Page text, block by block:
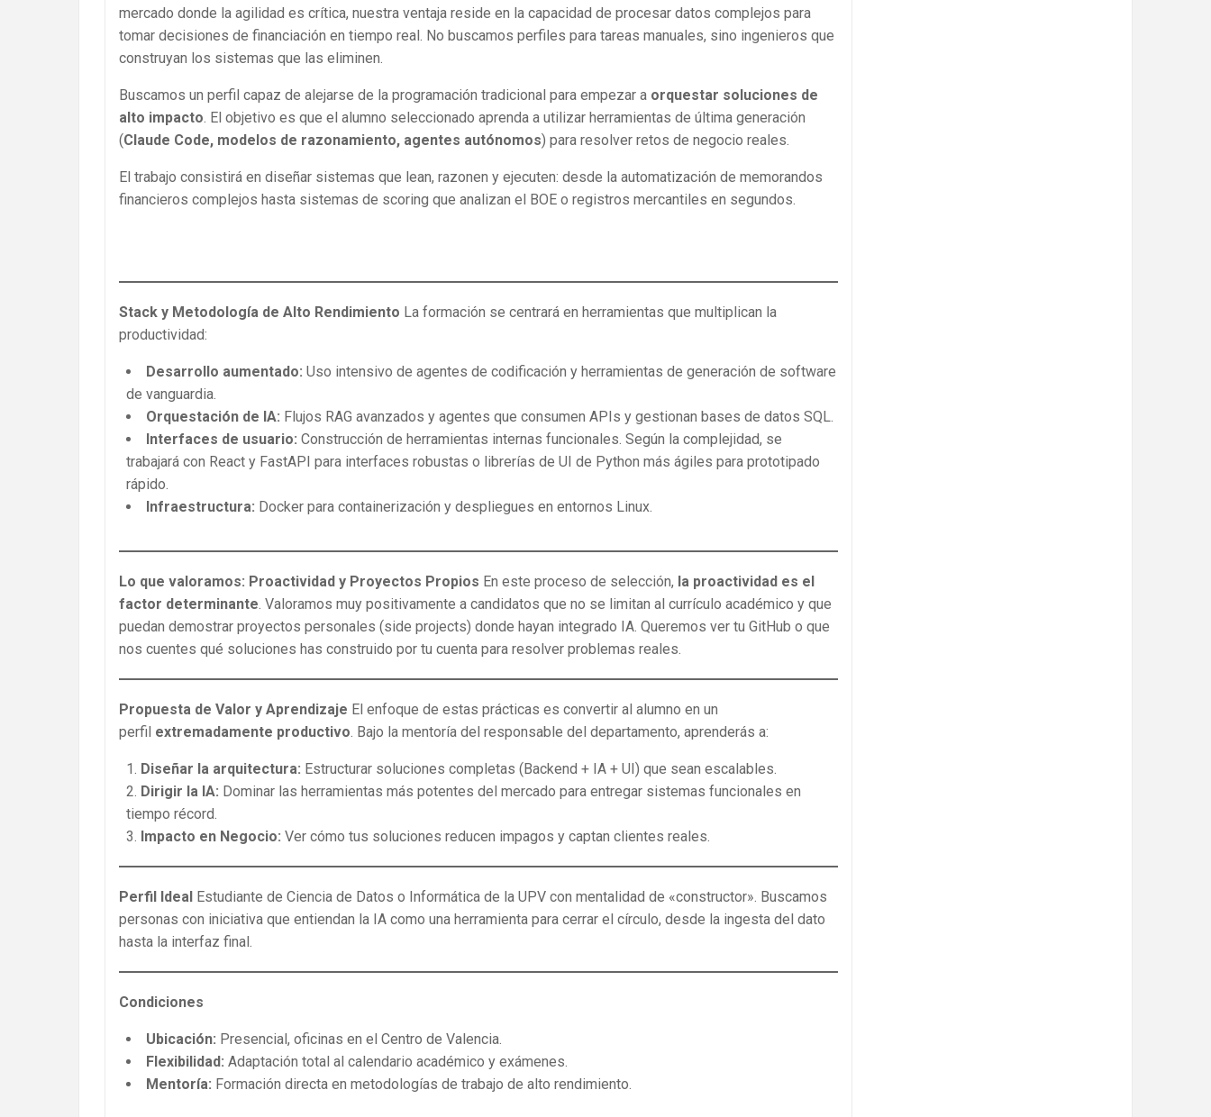
mercado donde la agilidad es crítica, nuestra ventaja reside en la capacidad de procesar datos complejos para
tomar decisiones de financiación en tiempo real. No buscamos perfiles para tareas manuales, sino ingenieros que
construyan los sistemas que las eliminen.
Buscamos un perfil capaz de alejarse de la programación tradicional para empezar a orquestar soluciones de
alto impacto. El objetivo es que el alumno seleccionado aprenda a utilizar herramientas de última generación
(Claude Code, modelos de razonamiento, agentes autónomos) para resolver retos de negocio reales.
El trabajo consistirá en diseñar sistemas que lean, razonen y ejecuten: desde la automatización de memorandos
financieros complejos hasta sistemas de scoring que analizan el BOE o registros mercantiles en segundos.
Stack y Metodología de Alto Rendimiento La formación se centrará en herramientas que multiplican la
productividad:
Desarrollo aumentado: Uso intensivo de agentes de codificación y herramientas de generación de software
de vanguardia.
Orquestación de IA: Flujos RAG avanzados y agentes que consumen APIs y gestionan bases de datos SQL.
Interfaces de usuario: Construcción de herramientas internas funcionales. Según la complejidad, se
trabajará con React y FastAPI para interfaces robustas o librerías de UI de Python más ágiles para prototipado
rápido.
Infraestructura: Docker para containerización y despliegues en entornos Linux.
Lo que valoramos: Proactividad y Proyectos Propios En este proceso de selección, la proactividad es el
factor determinante. Valoramos muy positivamente a candidatos que no se limitan al currículo académico y que
puedan demostrar proyectos personales (side projects) donde hayan integrado IA. Queremos ver tu GitHub o que
nos cuentes qué soluciones has construido por tu cuenta para resolver problemas reales.
Propuesta de Valor y Aprendizaje El enfoque de estas prácticas es convertir al alumno en un
perfil extremadamente productivo. Bajo la mentoría del responsable del departamento, aprenderás a:
Diseñar la arquitectura: Estructurar soluciones completas (Backend + IA + UI) que sean escalables.
Dirigir la IA: Dominar las herramientas más potentes del mercado para entregar sistemas funcionales en
tiempo récord.
Impacto en Negocio: Ver cómo tus soluciones reducen impagos y captan clientes reales.
Perfil Ideal Estudiante de Ciencia de Datos o Informática de la UPV con mentalidad de «constructor». Buscamos
personas con iniciativa que entiendan la IA como una herramienta para cerrar el círculo, desde la ingesta del dato
hasta la interfaz final.
Condiciones
Ubicación: Presencial, oficinas en el Centro de Valencia.
Flexibilidad: Adaptación total al calendario académico y exámenes.
Mentoría: Formación directa en metodologías de trabajo de alto rendimiento.